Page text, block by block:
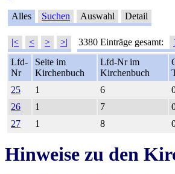
Alles Suchen Auswahl Detail
|< < > >| 3380 Einträge gesamt:
Lfd-
Nr
Seite im
Kirchenbuch
Lfd-Nr im
Kirchenbuch
25
1 6
26
1 7
27
1 8
Hinweise zu den